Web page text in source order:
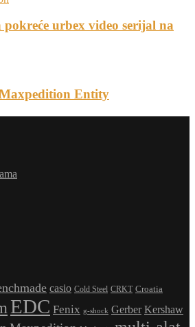
urbex video serijal na
Entity
casio Cold Steel CRKT Croatia
EDC Fenix g-shock Gerber Kershaw